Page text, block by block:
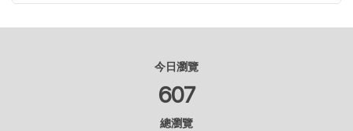
今日瀏覽
607
總瀏覽